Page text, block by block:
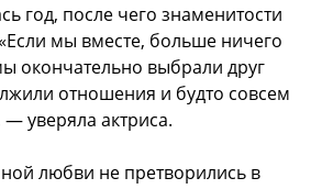
год, после чего знаменитости
мы вместе, больше ничего
окончательно выбрали друг
отношения и будто совсем
— уверяла актриса.
любви не претворились в